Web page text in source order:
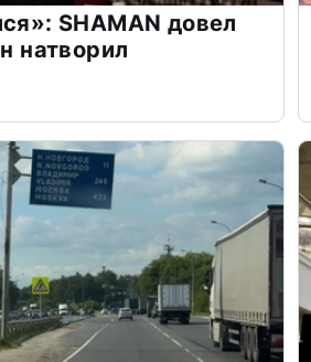
SHAMAN довел
натворил